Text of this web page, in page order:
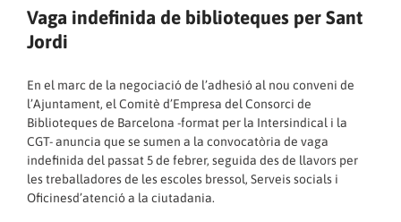
Vaga indefinida de biblioteques per Sant
Jordi
En el marc de la negociació de l’adhesió al nou conveni de
l’Ajuntament, el Comitè d’Empresa del Consorci de
Biblioteques de Barcelona -format per la Intersindical i la
CGT- anuncia que se sumen a la convocatòria de vaga
indefinida del passat 5 de febrer, seguida des de llavors per
les treballadores de les escoles bressol, Serveis socials i
Oficinesd’atenció a la ciutadania.